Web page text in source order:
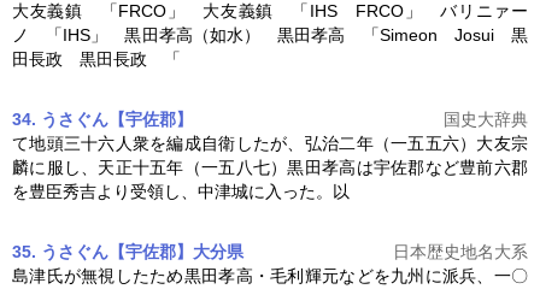
大友義鎮 「FRCO」 大友義鎮 「IHS FRCO」 バリニァー
ノ 「IHS」黒田孝高 （如水）黒田孝高 「Simeon Josui 黒
田長政 黒田長政 「
34. うさぐん【宇佐郡】
国史大辞典
て地頭三十六人衆を編成自衛したが、弘治二年（一五五六）大友宗
麟に服し、天正十五年（一五八七）黒田孝高は宇佐郡など豊前六郡
を豊臣秀吉より受領し、中津城に入った。以
35. うさぐん【宇佐郡】大分県
日本歴史地名大系
島津氏が無視したため黒田孝高 ・毛利輝元などを九州に派兵、一〇